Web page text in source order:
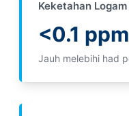
Keketahan
<0.1 ppm
Jauh melebihi had